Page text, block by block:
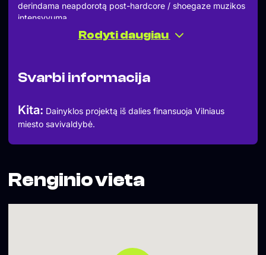
derindama neapdorotą post-hardcore / shoegaze muzikos
intensyvumą.
Rodyti daugiau
Svarbi informacija
Kita: Dainyklos projektą iš dalies finansuoja Vilniaus
miesto savivaldybė.
Renginio vieta